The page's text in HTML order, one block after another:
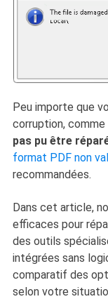
Peu importe que
corruption, comme
pas pu être
format PDF non
recommandées.
Dans cet article,
efficaces pour
des outils
intégrées sans
comparatif des
selon votre